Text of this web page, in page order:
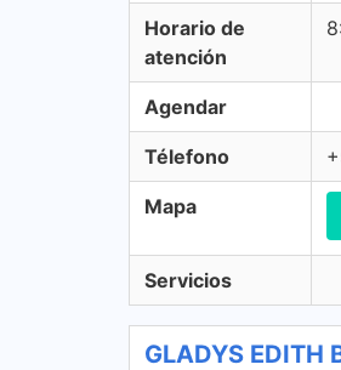
Horario de
atención
Agendar
Télefono
Mapa
Servicios
GLADYS